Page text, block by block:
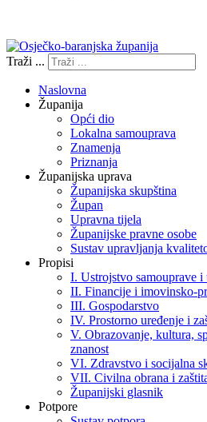
Traži ...
Naslovna
Županija
Opći dio
Lokalna samouprava
Znamenja
Priznanja
Županijska uprava
Županijska skupština
Župan
Upravna tijela
Županijske pravne osobe
Sustav upravljanja
Propisi
I. Ustrojstvo samouprave i
II. Financije i imovinsko-
III. Gospodarstvo
IV. Prostorno uređenje i
V. Obrazovanje, kultura,
znanost
VI. Zdravstvo i socijalna
VII. Civilna obrana i
Županijski glasnik
Potpore